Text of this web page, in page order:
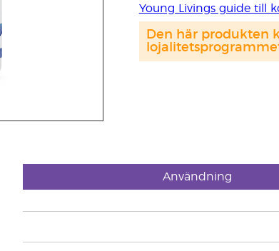
Young Livings guide till
Den här produkten
Användning